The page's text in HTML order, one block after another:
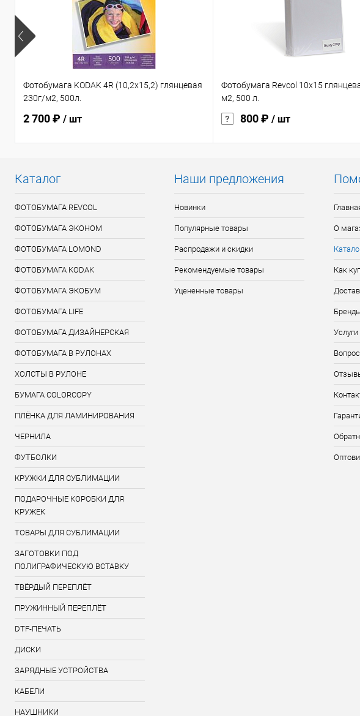
Фотобумага KODAK 4R (10,2х15,2) глянцевая
230г/м2, 500л.
2 700 ₽ / шт
Фотобумага Revcol 10х15
м2, 500 л.
800 ₽ / шт
Каталог
ФОТОБУМАГА REVCOL
ФОТОБУМАГА ЭКОНОМ
ФОТОБУМАГА LOMOND
ФОТОБУМАГА KODAK
ФОТОБУМАГА ЭКОБУМ
ФОТОБУМАГА LIFE
ФОТОБУМАГА ДИЗАЙНЕРСКАЯ
ФОТОБУМАГА В РУЛОНАХ
ХОЛСТЫ В РУЛОНЕ
БУМАГА COLORCOPY
ПЛЁНКА ДЛЯ ЛАМИНИРОВАНИЯ
ЧЕРНИЛА
ФУТБОЛКИ
КРУЖКИ ДЛЯ СУБЛИМАЦИИ
ПОДАРОЧНЫЕ КОРОБКИ ДЛЯ
КРУЖЕК
ТОВАРЫ ДЛЯ СУБЛИМАЦИИ
ЗАГОТОВКИ ПОД
ПОЛИГРАФИЧЕСКУЮ ВСТАВКУ
ТВЁРДЫЙ ПЕРЕПЛЁТ
ПРУЖИННЫЙ ПЕРЕПЛЁТ
DTF-ПЕЧАТЬ
ДИСКИ
ЗАРЯДНЫЕ УСТРОЙСТВА
КАБЕЛИ
НАУШНИКИ
Наши предложения
Новинки
Популярные товары
Распродажи и скидки
Рекомендуемые товары
Уцененные товары
О
Как
Услуги